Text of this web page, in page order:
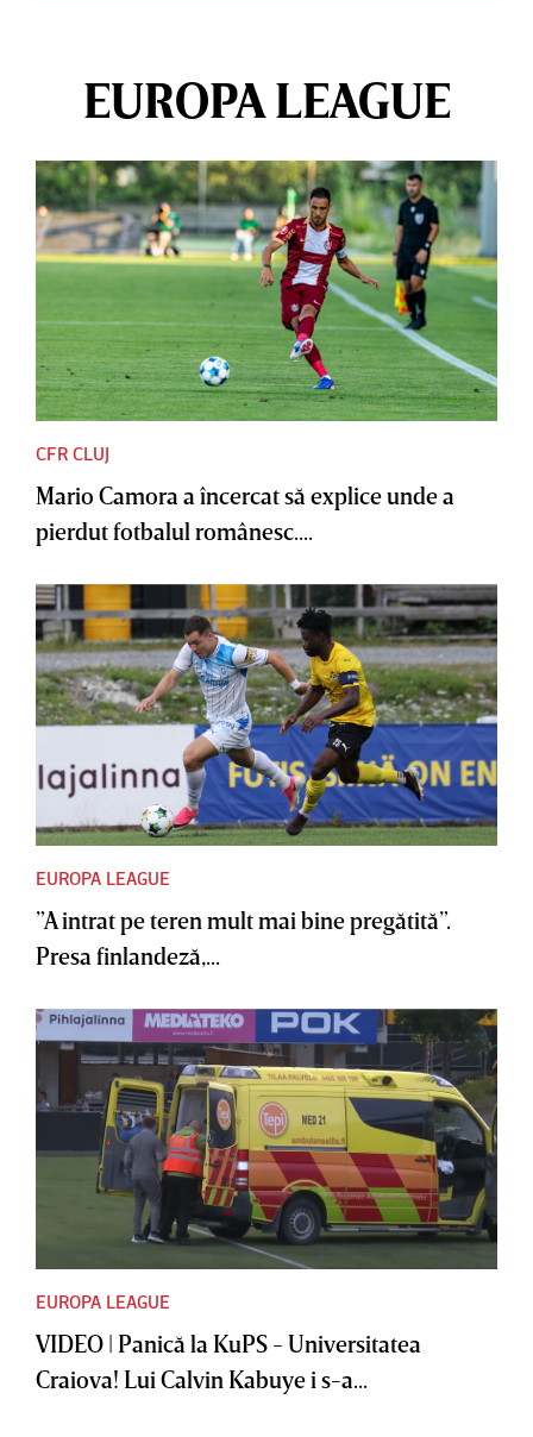
EUROPA LEAGUE
CFR CLUJ
Mario Camora a încercat să explice unde a
pierdut fotbalul românesc....
EUROPA LEAGUE
”A intrat pe teren mult mai bine pregătită”.
Presa finlandeză,...
EUROPA LEAGUE
VIDEO | Panică la KuPS - Universitatea
Craiova! Lui Calvin Kabuye i s-a...